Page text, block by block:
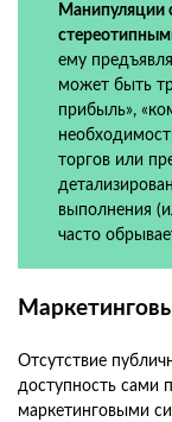
Манипуляции
ему
может быть
прибыль»,
торгов или
выполнения
часто
Отсутствие
доступность сами
маркетинговыми